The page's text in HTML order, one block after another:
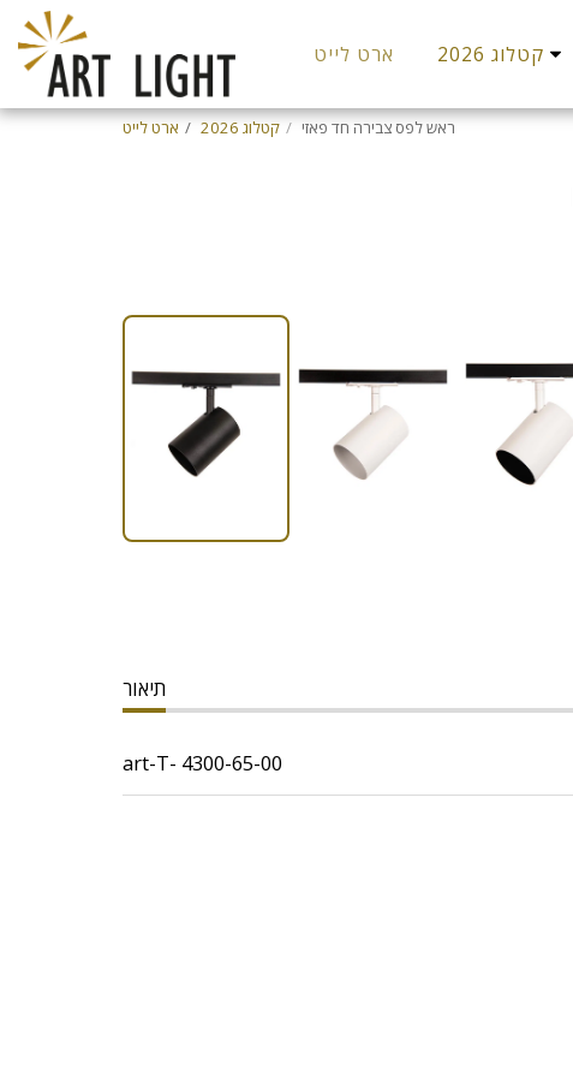
ארט לייט קטלוג 2026
ארט לייט קטלוג 2026 ראש לפס צבירה חד פאזי
תיאור
art-T- 4300-65-00